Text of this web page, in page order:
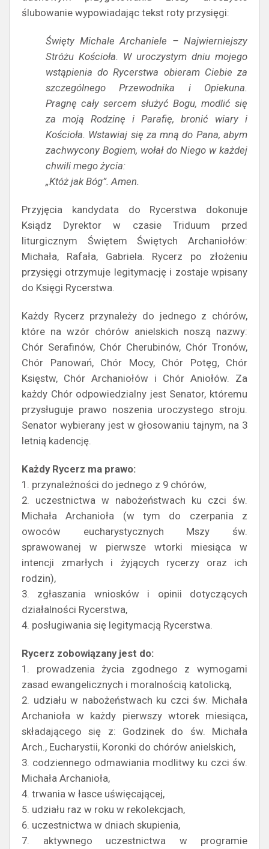
ślubowanie wypowiadając tekst roty przysięgi:
Święty Michale Archaniele – Najwierniejszy
Stróżu Kościoła. W uroczystym dniu mojego
wstąpienia do Rycerstwa obieram Ciebie za
szczególnego Przewodnika i Opiekuna.
Pragnę cały sercem służyć Bogu, modlić się
za moją Rodzinę i Parafię, bronić wiary i
Kościoła. Wstawiaj się za mną do Pana, abym
zachwycony Bogiem, wołał do Niego w każdej
chwili mego życia:
„Któż jak Bóg”. Amen.
Przyjęcia kandydata do Rycerstwa dokonuje
Ksiądz Dyrektor w czasie Triduum przed
liturgicznym Świętem Świętych Archaniołów:
Michała, Rafała, Gabriela. Rycerz po złożeniu
przysięgi otrzymuje legitymację i zostaje wpisany
do Księgi Rycerstwa.
Każdy Rycerz przynależy do jednego z chórów,
które na wzór chórów anielskich noszą nazwy:
Chór Serafinów, Chór Cherubinów, Chór Tronów,
Chór Panowań, Chór Mocy, Chór Potęg, Chór
Księstw, Chór Archaniołów i Chór Aniołów. Za
każdy Chór odpowiedzialny jest Senator, któremu
przysługuje prawo noszenia uroczystego stroju.
Senator wybierany jest w głosowaniu tajnym, na 3
letnią kadencję.
Każdy Rycerz ma prawo:
1. przynależności do jednego z 9 chórów,
2. uczestnictwa w nabożeństwach ku czci św.
Michała Archanioła (w tym do czerpania z
owoców eucharystycznych Mszy św.
sprawowanej w pierwsze wtorki miesiąca w
intencji zmarłych i żyjących rycerzy oraz ich
rodzin),
3. zgłaszania wniosków i opinii dotyczących
działalności Rycerstwa,
4. posługiwania się legitymacją Rycerstwa.
Rycerz zobowiązany jest do:
1. prowadzenia życia zgodnego z wymogami
zasad ewangelicznych i moralnością katolicką,
2. udziału w nabożeństwach ku czci św. Michała
Archanioła w każdy pierwszy wtorek miesiąca,
składającego się z: Godzinek do św. Michała
Arch., Eucharystii, Koronki do chórów anielskich,
3. codziennego odmawiania modlitwy ku czci św.
Michała Archanioła,
4. trwania w łasce uświęcającej,
5. udziału raz w roku w rekolekcjach,
6. uczestnictwa w dniach skupienia,
7. aktywnego uczestnictwa w programie